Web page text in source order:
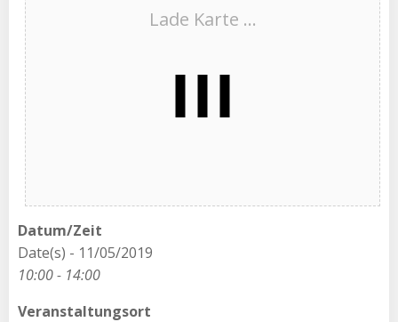
Lade Karte ...
Datum/Zeit
Date(s) - 11/05/2019
10:00 - 14:00
Veranstaltungsort